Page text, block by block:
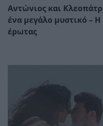
Αντώνιος και
ένα μεγάλο μυστικό –
έρωτας